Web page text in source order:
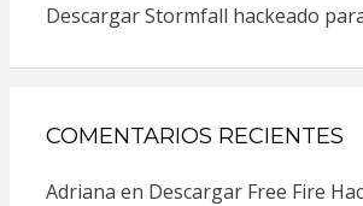
Descargar Stormfall hackeado
COMENTARIOS RECIENTES
Adriana en Descargar Free Fire